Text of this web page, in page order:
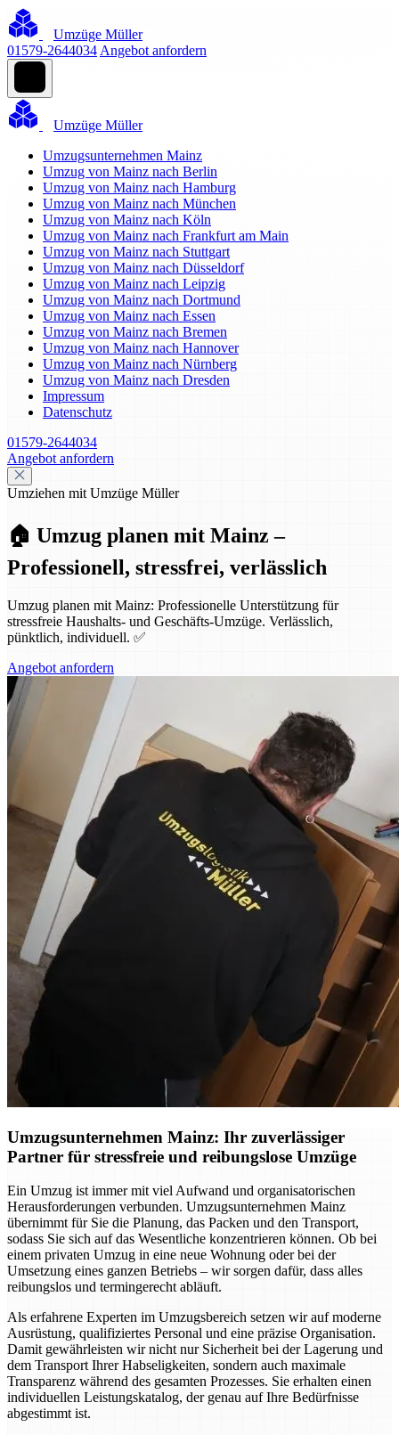
Umzüge Müller
01579-2644034 Angebot anfordern
Umzüge Müller
Umzugsunternehmen Mainz
Umzug von Mainz nach Berlin
Umzug von Mainz nach Hamburg
Umzug von Mainz nach München
Umzug von Mainz nach Köln
Umzug von Mainz nach Frankfurt am Main
Umzug von Mainz nach Stuttgart
Umzug von Mainz nach Düsseldorf
Umzug von Mainz nach Leipzig
Umzug von Mainz nach Dortmund
Umzug von Mainz nach Essen
Umzug von Mainz nach Bremen
Umzug von Mainz nach Hannover
Umzug von Mainz nach Nürnberg
Umzug von Mainz nach Dresden
Impressum
Datenschutz
01579-2644034
Angebot anfordern
Umziehen mit Umzüge Müller
🏠 Umzug planen mit Mainz –
Professionell, stressfrei, verlässlich
Umzug planen mit Mainz: Professionelle Unterstützung für
stressfreie Haushalts- und Geschäfts-Umzüge. Verlässlich,
pünktlich, individuell. ✅
Angebot anfordern
Umzugsunternehmen Mainz: Ihr zuverlässiger
Partner für stressfreie und reibungslose Umzüge
Ein Umzug ist immer mit viel Aufwand und organisatorischen
Herausforderungen verbunden. Umzugsunternehmen Mainz
übernimmt für Sie die Planung, das Packen und den Transport,
sodass Sie sich auf das Wesentliche konzentrieren können. Ob bei
einem privaten Umzug in eine neue Wohnung oder bei der
Umsetzung eines ganzen Betriebs – wir sorgen dafür, dass alles
reibungslos und termingerecht abläuft.
Als erfahrene Experten im Umzugsbereich setzen wir auf moderne
Ausrüstung, qualifiziertes Personal und eine präzise Organisation.
Damit gewährleisten wir nicht nur Sicherheit bei der Lagerung und
dem Transport Ihrer Habseligkeiten, sondern auch maximale
Transparenz während des gesamten Prozesses. Sie erhalten einen
individuellen Leistungskatalog, der genau auf Ihre Bedürfnisse
abgestimmt ist.